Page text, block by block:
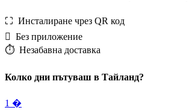
⛶️️ Инсталиране чрез QR код
️ Без приложение
⏱️️ Незабавна доставка
Колко дни пътуваш в Тайланд?
1 �